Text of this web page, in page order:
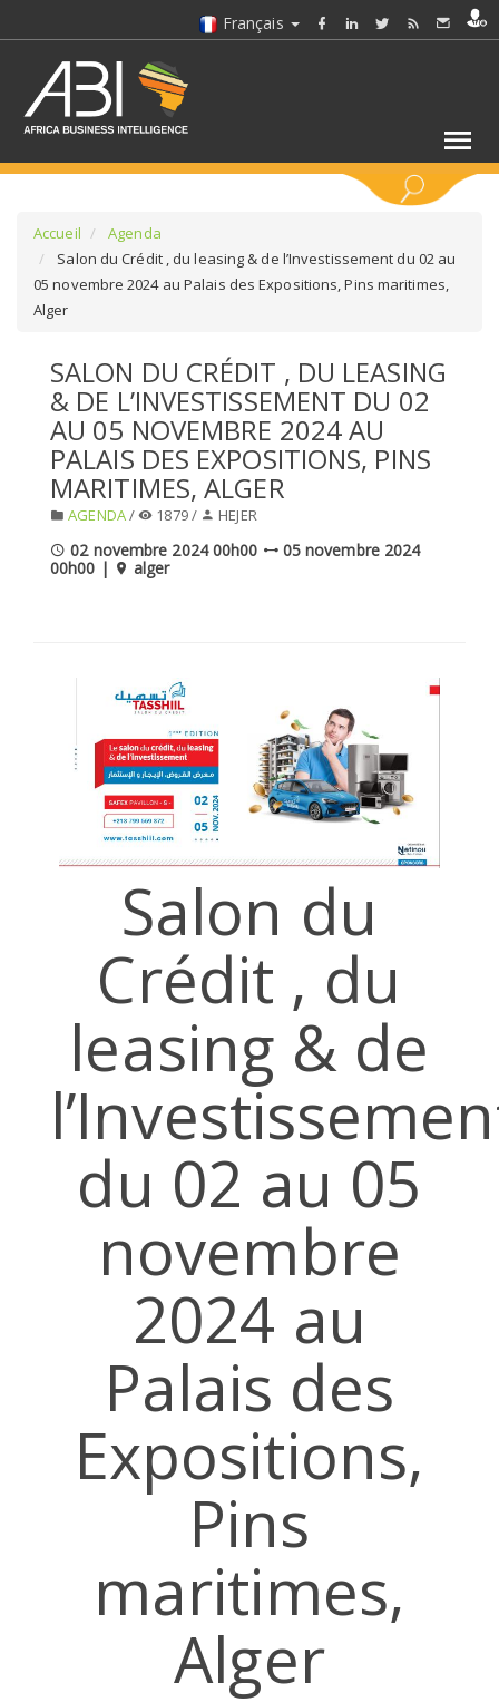
Français
SÉLECTIONNEZ UN/DES SECTEURS
SÉLECTIONNEZ UN DOSSIER
SELECTIONNEZ UNE SECTION
SÉLECTIONNEZ UNE CATÉGORIE
Accueil
Agenda
Salon du Crédit , du leasing & de l’Investissement du 02 au
05 novembre 2024 au Palais des Expositions, Pins maritimes,
Alger
SALON DU CRÉDIT , DU LEASING
& DE L’INVESTISSEMENT DU 02
AU 05 NOVEMBRE 2024 AU
PALAIS DES EXPOSITIONS, PINS
MARITIMES, ALGER
AGENDA/ 1879 / HEJER
02 novembre 2024 00h00
05 novembre 2024
00h00 |
alger
Salon du
Crédit , du
leasing & de
du 02 au 05
novembre
2024 au
Palais des
Expositions,
Pins
maritimes,
Alger